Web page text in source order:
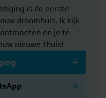
is de eerste
droomhuis. Ik kijk
en je te
nieuwe thuis!